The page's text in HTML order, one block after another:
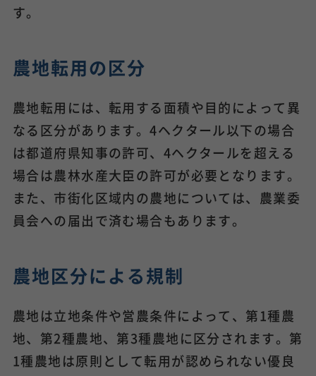
す。
農地転用の区分
農地転用には、転用する面積や目的によって異
なる区分があります。4ヘクタール以下の場合
は都道府県知事の許可、4ヘクタールを超える
場合は農林水産大臣の許可が必要となります。
また、市街化区域内の農地については、農業委
員会への届出で済む場合もあります。
農地区分による規制
農地は立地条件や営農条件によって、第1種農
地、第2種農地、第3種農地に区分されます。第
1種農地は原則として転用が認められない優良